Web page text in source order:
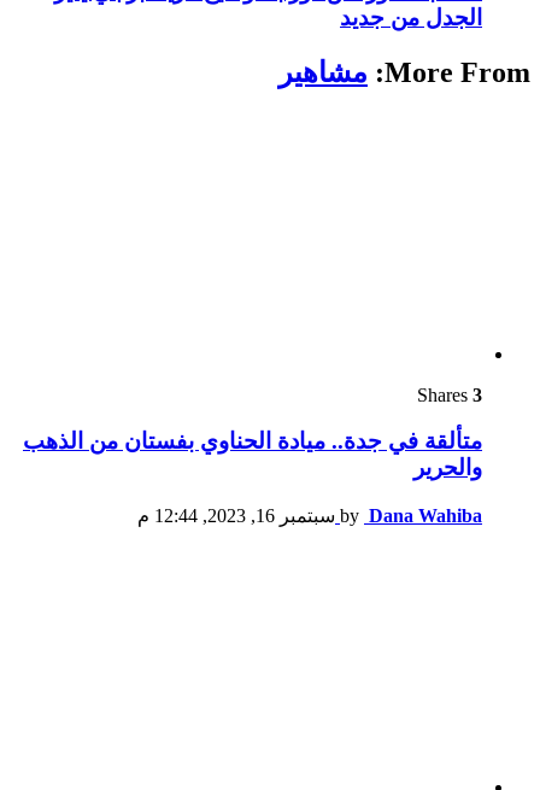
الجدل من جديد
More From: مشاهير
3
متألقة في جدة.. ميادة الحناوي بفستان من الذهب
والحرير
by Dana Wahiba سبتمبر 16, 2023, 12:44 م